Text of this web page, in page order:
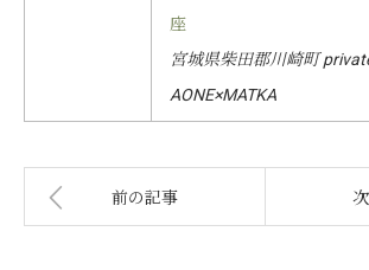
座
宮城県柴田郡川崎町
AONE×MATKA
前の記事